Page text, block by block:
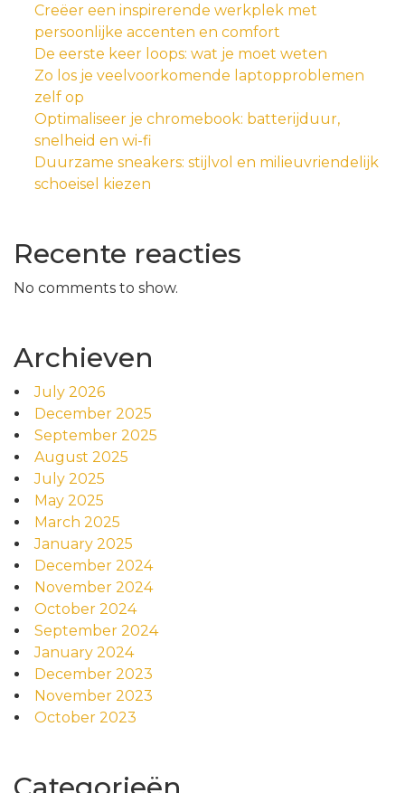
Creëer een inspirerende werkplek met
persoonlijke accenten en comfort
De eerste keer loops: wat je moet weten
Zo los je veelvoorkomende laptopproblemen
zelf op
Optimaliseer je chromebook: batterijduur,
snelheid en wi-fi
Duurzame sneakers: stijlvol en milieuvriendelijk
schoeisel kiezen
Recente reacties
No comments to show.
Archieven
July 2026
December 2025
September 2025
August 2025
July 2025
May 2025
March 2025
January 2025
December 2024
November 2024
October 2024
September 2024
January 2024
December 2023
November 2023
October 2023